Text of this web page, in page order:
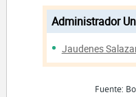
Administrador
Jaudenes
Fuente: